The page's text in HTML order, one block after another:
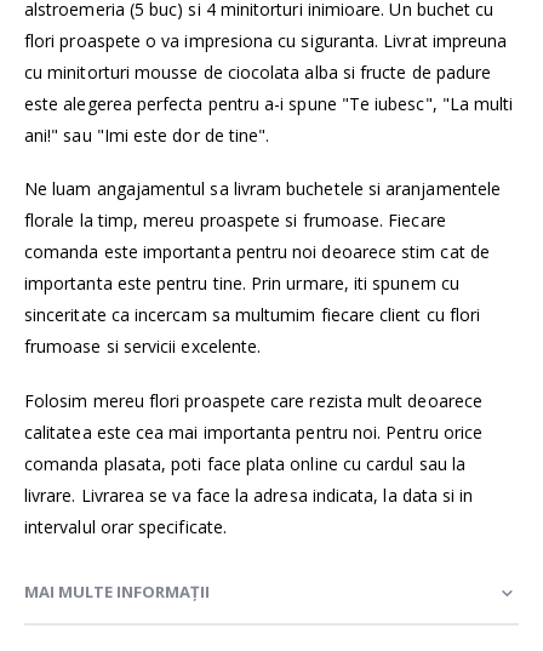
alstroemeria (5 buc) si 4 minitorturi inimioare. Un buchet cu
flori proaspete o va impresiona cu siguranta. Livrat impreuna
cu minitorturi mousse de ciocolata alba si fructe de padure
este alegerea perfecta pentru a-i spune "Te iubesc", "La multi
ani!" sau "Imi este dor de tine".
Ne luam angajamentul sa livram buchetele si aranjamentele
florale la timp, mereu proaspete si frumoase. Fiecare
comanda este importanta pentru noi deoarece stim cat de
importanta este pentru tine. Prin urmare, iti spunem cu
sinceritate ca incercam sa multumim fiecare client cu flori
frumoase si servicii excelente.
Folosim mereu flori proaspete care rezista mult deoarece
calitatea este cea mai importanta pentru noi. Pentru orice
comanda plasata, poti face plata online cu cardul sau la
livrare. Livrarea se va face la adresa indicata, la data si in
intervalul orar specificate.
MAI MULTE INFORMAȚII